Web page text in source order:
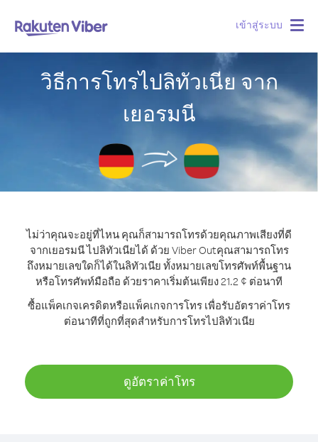
เข้าสู่ระบบ
วิธีการโทรไปลิทัวเนีย จาก
เยอรมนี
ไม่ว่าคุณจะอยู่ที่ไหน คุณก็สามารถโทรด้วยคุณภาพเสียงที่ดี
จากเยอรมนี ไปลิทัวเนียได้ ด้วย Viber Outคุณสามารถโทร
ถึงหมายเลขใดก็ได้ในลิทัวเนีย ทั้งหมายเลขโทรศัพท์พื้นฐาน
หรือโทรศัพท์มือถือ ด้วยราคาเริ่มต้นเพียง 21.2 ¢ ต่อนาที
ซื้อแพ็คเกจเครดิตหรือแพ็คเกจการโทร เพื่อรับอัตราค่าโทร
ต่อนาทีที่ถูกที่สุดสำหรับการโทรไปลิทัวเนีย
ดูอัตราค่าโทร